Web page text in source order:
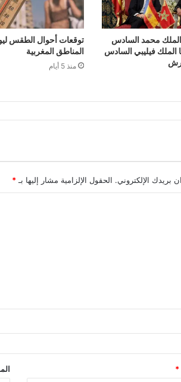
الملك محمد السادس
الملك فيليبي السادس
توقعات أحوال الطقس
المناطق المغربية
منذ 5 أيام
بريدك الإلكتروني. الحقول الإلزامية مشار إليها بـ*
*